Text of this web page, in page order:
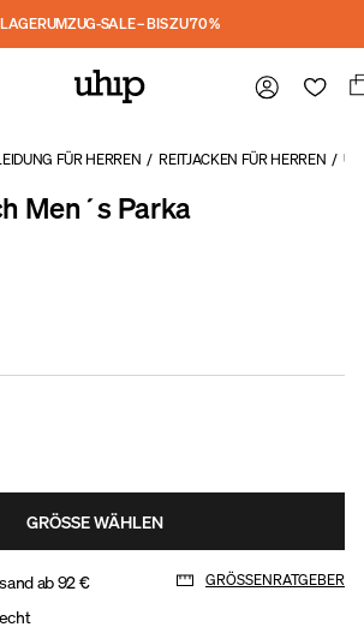
LAGERUMZUG-SALE – BIS ZU 70 %
FÜR HERREN / REITJACKEN FÜR HERREN /
Men´s Parka
GRÖSSE WÄHLEN
ab 92 €
GRÖSSENRATGEBER